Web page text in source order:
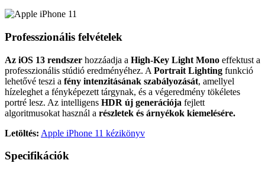
Professzionális felvételek
Az iOS 13 rendszer hozzáadja a High-Key Light Mono effektust a
professzionális stúdió eredményéhez. A Portrait Lighting funkció
lehetővé teszi a fény intenzitásának szabályozását, amellyel
hízeleghet a fényképezett tárgynak, és a végeredmény tökéletes
portré lesz. Az intelligens HDR új generációja fejlett
algoritmusokat használ a részletek és árnyékok kiemelésére.
Letöltés: Apple iPhone 11 kézikönyv
Specifikációk